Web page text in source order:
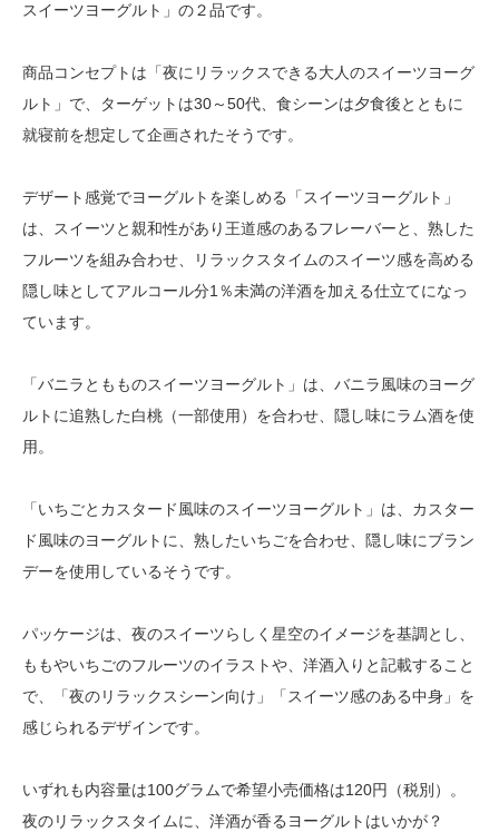
スイーツヨーグルト」の２品です。
商品コンセプトは「夜にリラックスできる大人のスイーツヨーグ
ルト」で、ターゲットは30～50代、食シーンは夕食後とともに
就寝前を想定して企画されたそうです。
デザート感覚でヨーグルトを楽しめる「スイーツヨーグルト」
は、スイーツと親和性があり王道感のあるフレーバーと、熟した
フルーツを組み合わせ、リラックスタイムのスイーツ感を高める
隠し味としてアルコール分1％未満の洋酒を加える仕立てになっ
ています。
「バニラともものスイーツヨーグルト」は、バニラ風味のヨーグ
ルトに追熟した白桃（一部使用）を合わせ、隠し味にラム酒を使
用。
「いちごとカスタード風味のスイーツヨーグルト」は、カスター
ド風味のヨーグルトに、熟したいちごを合わせ、隠し味にブラン
デーを使用しているそうです。
パッケージは、夜のスイーツらしく星空のイメージを基調とし、
ももやいちごのフルーツのイラストや、洋酒入りと記載すること
で、「夜のリラックスシーン向け」「スイーツ感のある中身」を
感じられるデザインです。
いずれも内容量は100グラムで希望小売価格は120円（税別）。
夜のリラックスタイムに、洋酒が香るヨーグルトはいかが？